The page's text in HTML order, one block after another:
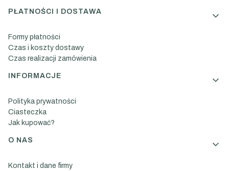
PŁATNOŚCI I DOSTAWA
Formy płatności
Czas i koszty dostawy
Czas realizacji zamówienia
INFORMACJE
Polityka prywatności
Ciasteczka
Jak kupować?
O NAS
Kontakt i dane firmy